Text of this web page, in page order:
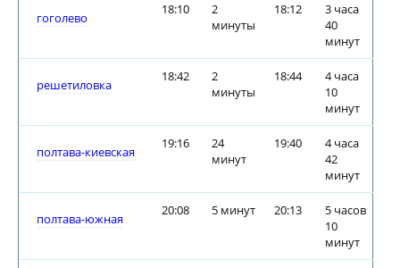
гоголево
18:10
2
минуты
18:12
3 часа
40
минут
решетиловка
18:42
2
минуты
18:44
4 часа
10
минут
полтава-киевская
19:16
24
минут
19:40
4 часа
42
минут
полтава-южная
20:08 5 минут 20:13
5 часов
10
минут